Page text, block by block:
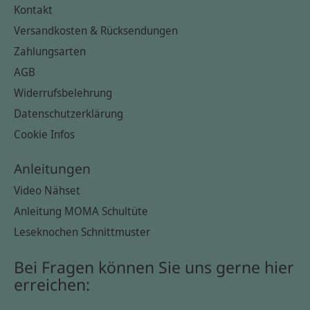
Kontakt
Versandkosten & Rücksendungen
Zahlungsarten
AGB
Widerrufsbelehrung
Datenschutzerklärung
Cookie Infos
Anleitungen
Video Nähset
Anleitung MOMA Schultüte
Leseknochen Schnittmuster
Bei Fragen können Sie uns gerne hier
erreichen: